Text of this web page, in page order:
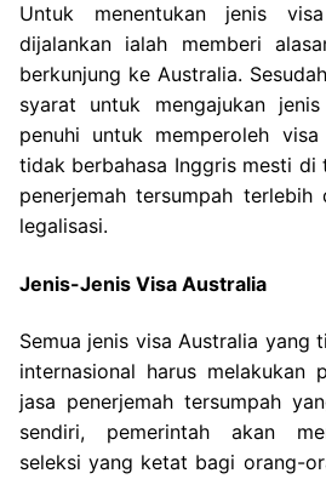
Untuk menentukan jenis
dijalankan ialah memberi
berkunjung ke Australia.
syarat untuk mengajukan
penuhi untuk memperoleh
tidak berbahasa Inggris mesti di
penerjemah tersumpah
legalisasi.
Jenis-Jenis Visa Australia
Semua jenis visa Australia yang
internasional harus melakukan
jasa penerjemah tersumpah
sendiri, pemerintah akan
seleksi yang ketat bagi orang-